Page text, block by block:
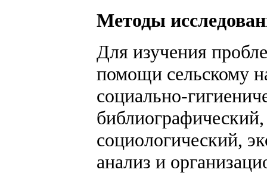
Методы
Для изучения
помощи сельскому
социально-
социологический,
анализ и